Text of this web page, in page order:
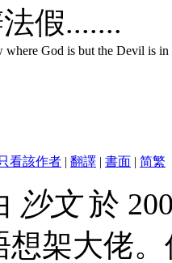
假.......
where God is but the Devil is in
看該作者 | 翻譯 | 書面 | 简繁
沙文於
想架大佬